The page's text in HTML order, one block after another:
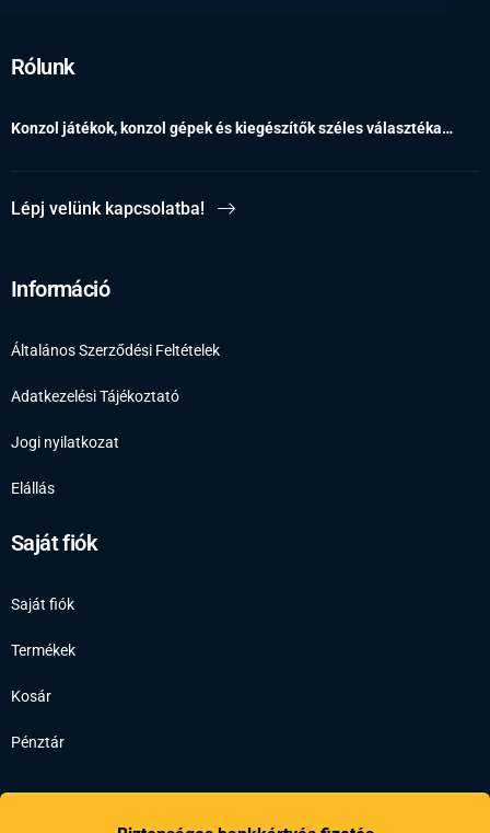
Rólunk
Konzol játékok, konzol gépek és kiegészítők széles választéka…
Lépj velünk kapcsolatba!
Információ
Általános Szerződési Feltételek
Adatkezelési Tájékoztató
Jogi nyilatkozat
Elállás
Saját fiók
Saját fiók
Termékek
Kosár
Pénztár